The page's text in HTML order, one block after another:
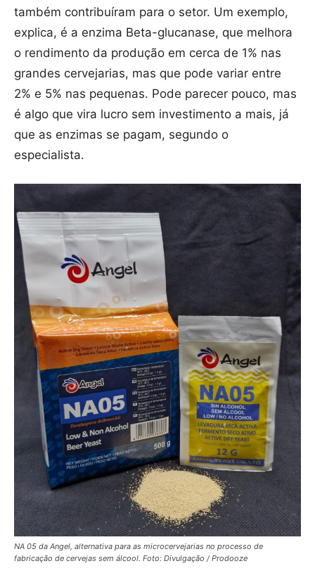
também contribuíram para o setor. Um exemplo,
explica, é a enzima Beta-glucanase, que melhora
o rendimento da produção em cerca de 1% nas
grandes cervejarias, mas que pode variar entre
2% e 5% nas pequenas. Pode parecer pouco, mas
é algo que vira lucro sem investimento a mais, já
que as enzimas se pagam, segundo o
especialista.
NA 05 da Angel, alternativa para as microcervejarias no processo de
fabricação de cervejas sem álcool. Foto: Divulgação / Prodooze